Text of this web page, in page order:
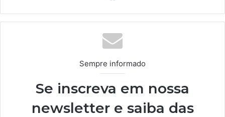
te
Sempre informado
Se inscreva em nossa
newsletter e saiba das